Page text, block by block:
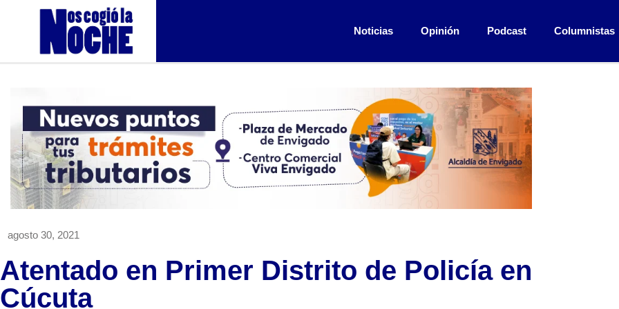
Noticias Opinión Podcast Columnistas
agosto 30, 2021
Atentado en Primer Distrito de Policía en
Cúcuta